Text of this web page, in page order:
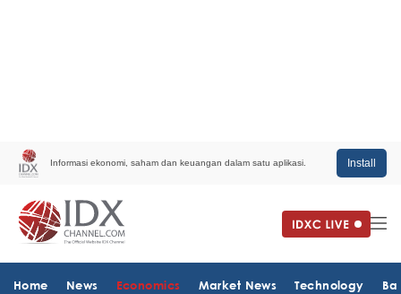
Informasi ekonomi, saham dan keuangan dalam satu aplikasi. Install
Home News Economics Market News Technology